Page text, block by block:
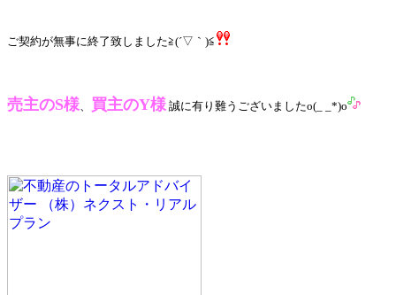
ご契約が無事に終了致しました≧(´▽｀)≦
売主のS様 買主のY様 誠に有り難うございましたo(_ _*)o